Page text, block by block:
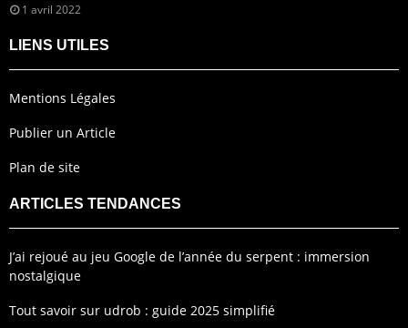
1 avril 2022
LIENS UTILES
Mentions Légales
Publier un Article
Plan de site
ARTICLES TENDANCES
J’ai rejoué au jeu Google de l’année du serpent : immersion
nostalgique
Tout savoir sur udrob : guide 2025 simplifié